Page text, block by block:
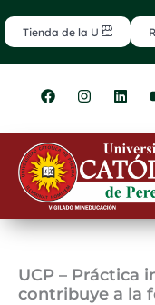
al
contenido
Tienda de la U
F
a
e
b
o
o
k
I
n
t
g
r
m
L
i
k
e
d
i
n
UCP – Práctica
contribuye a la